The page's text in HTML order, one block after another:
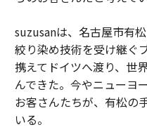
suzusanは、名古屋市有
絞り染め技術を受け継ぐ
携えてドイツへ渡り、世
んできた。今やニューヨ
お客さんたちが、有松の
いる。